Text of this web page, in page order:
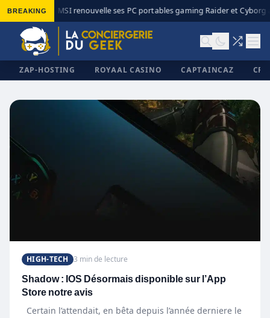
BREAKING MSI renouvelle ses PC portables gaming Raider et Cyborg
ZAP-HOSTING ROYAAL CASINO CAPTAINCAZ
HIGH-TECH 3 min de lecture
Shadow : IOS Désormais disponible sur l’App
Store notre avis
Certain l’attendait, en bêta depuis l’année derniere le